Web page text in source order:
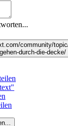
community/
gehen-durch-die-decke/